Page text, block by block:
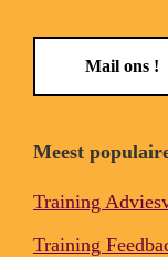
Mail ons !
Meest
Training
Training